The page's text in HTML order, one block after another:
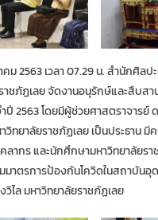
คม 2563 เวลา 07.29 น. สำนักศิล
าชภัฏเลย จัดงานอนุรักษ์และสืบส
ปี 2563 โดยมีผู้ช่วยศาสตราจารย์ ด
วิทยาลัยราชภัฏเลย เป็นประธาน
ากร และนักศึกษามหาวิทยาลัยรา
าตรการป้องกันโควิดในสถาบันอุ
ไล มหาวิทยาลัยราชภัฏเลย